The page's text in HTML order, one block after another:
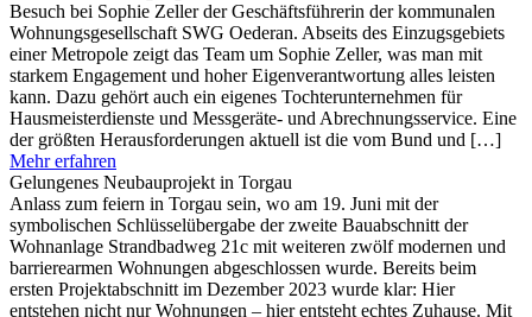
Besuch bei Sophie Zeller der Geschäftsführerin der kommunalen
Wohnungsgesellschaft SWG Oederan. Abseits des Einzugsgebiets
einer Metropole zeigt das Team um Sophie Zeller, was man mit
starkem Engagement und hoher Eigenverantwortung alles leisten
kann. Dazu gehört auch ein eigenes Tochterunternehmen für
Hausmeisterdienste und Messgeräte- und Abrechnungsservice. Eine
der größten Herausforderungen aktuell ist die vom Bund und […]
Mehr erfahren
Gelungenes Neubauprojekt in Torgau
Anlass zum feiern in Torgau sein, wo am 19. Juni mit der
symbolischen Schlüsselübergabe der zweite Bauabschnitt der
Wohnanlage Strandbadweg 21c mit weiteren zwölf modernen und
barrierearmen Wohnungen abgeschlossen wurde. Bereits beim
ersten Projektabschnitt im Dezember 2023 wurde klar: Hier
entstehen nicht nur Wohnungen – hier entsteht echtes Zuhause. Mit